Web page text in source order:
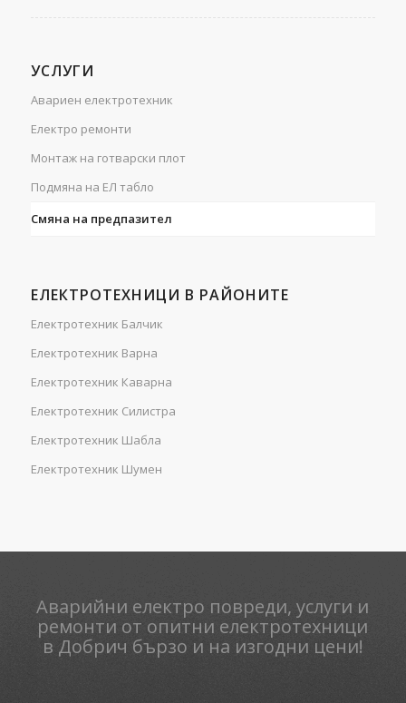
УСЛУГИ
Авариен електротехник
Електро ремонти
Монтаж на готварски плот
Подмяна на ЕЛ табло
Смяна на предпазител
ЕЛЕКТРОТЕХНИЦИ В РАЙОНИТЕ
Електротехник Балчик
Електротехник Варна
Електротехник Каварна
Електротехник Силистра
Електротехник Шабла
Електротехник Шумен
Аварийни електро повреди, услуги и
ремонти от опитни електротехници
в Добрич бързо и на изгодни цени!